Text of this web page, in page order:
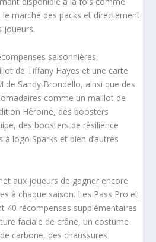
le marché des packs et directement
joueurs.
saisonnières,
de Tiffany Hayes et une carte
de Sandy Brondello, ainsi que des
comme un maillot de
Héroïne, des boosters
des boosters de résilience
à logo Sparks et bien d’autres
aux joueurs de gagner encore
à chaque saison. Les Pass Pro et
40 récompenses supplémentaires
faciale de crâne, un costume
carbone, des chaussures